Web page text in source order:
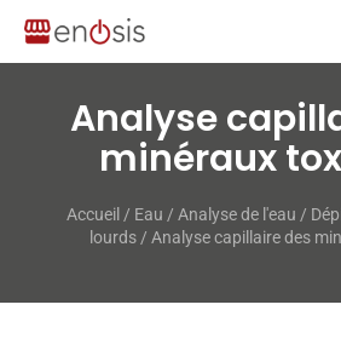
Analyse
minéraux
Accueil / Eau / Analyse de l'eau /
lourds / Analyse capillaire des